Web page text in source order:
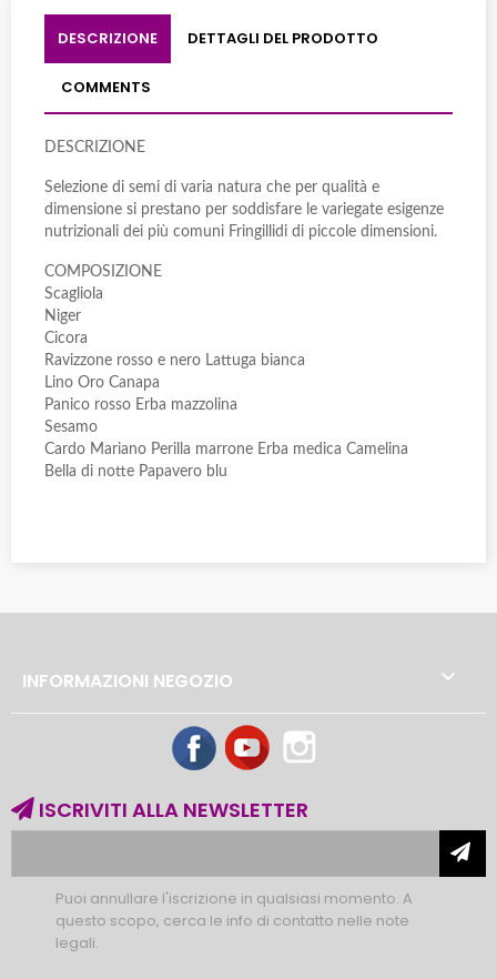
DESCRIZIONE DETTAGLI DEL PRODOTTO
COMMENTS
DESCRIZIONE
Selezione di semi di varia natura che per qualità e
dimensione si prestano per soddisfare le variegate esigenze
nutrizionali dei più comuni Fringillidi di piccole dimensioni.
COMPOSIZIONE
Scagliola
Niger
Cicora
Ravizzone rosso e nero Lattuga bianca
Lino Oro Canapa
Panico rosso Erba mazzolina
Sesamo
Cardo Mariano Perilla marrone Erba medica Camelina
Bella di notte Papavero blu
INFORMAZIONI NEGOZIO 
FacebookYouTube
ISCRIVITI ALLA NEWSLETTER
Puoi annullare l'iscrizione in qualsiasi momento. A
questo scopo, cerca le info di contatto nelle note
legali.